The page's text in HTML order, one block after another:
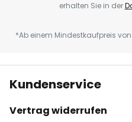
erhalten Sie in der
*Ab einem Mindestkaufpreis
Kundenservice
Vertrag widerrufen